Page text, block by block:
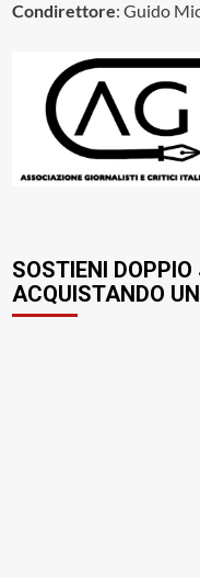
Condirettore: Guido
SOSTIENI
ACQUISTANDO